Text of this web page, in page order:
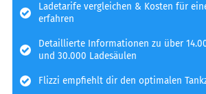
Ladetarife vergleichen & Kosten für
erfahren
Detaillierte Informationen zu über
und 30.000 Ladesäulen
Flizzi empfiehlt dir den optimalen